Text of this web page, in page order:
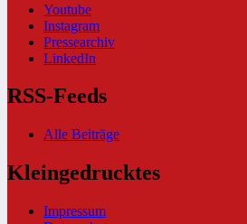
Youtube
Instagram
Pressearchiv
LinkedIn
RSS-Feeds
Alle Beiträge
Kleingedrucktes
Impressum